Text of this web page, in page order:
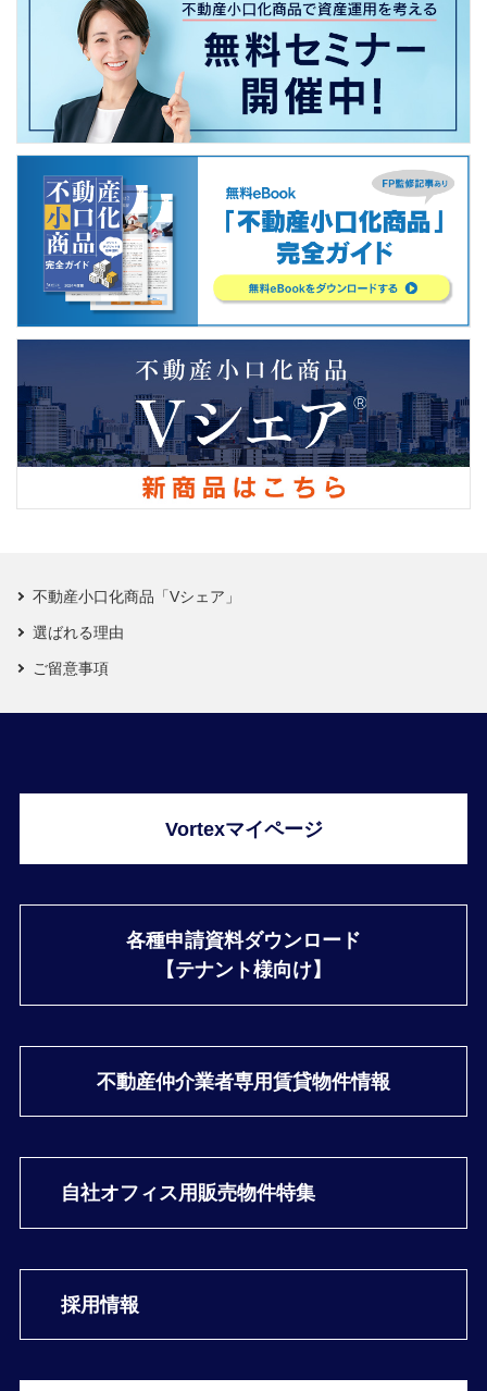
不動産小口化商品「Vシェア」
選ばれる理由
ご留意事項
Vortexマイページ
各種申請資料ダウンロード
【テナント様向け】
不動産仲介業者専用賃貸物件情報
自社オフィス用販売物件特集
採用情報